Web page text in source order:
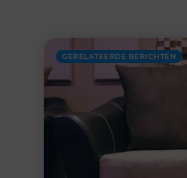
GERELATEERDE BERICHTEN